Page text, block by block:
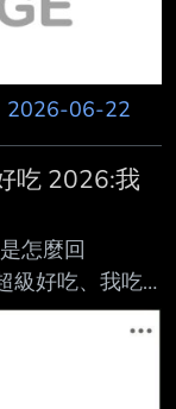
2026-06-22
吃 2026:我
怎麼回
級好吃、我吃
食物怎短短經